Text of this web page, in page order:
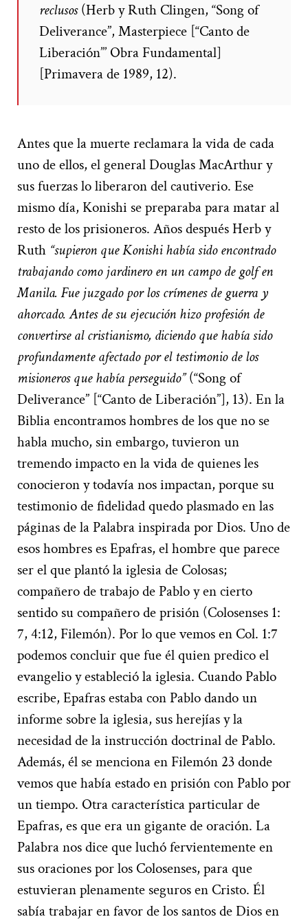
reclusos(Herb y Ruth Clingen, “Song of
Deliverance”, Masterpiece [“Canto de
Liberación”’ Obra Fundamental]
[Primavera de 1989, 12).
Antes que la muerte reclamara la vida de cada
uno de ellos, el general Douglas MacArthur y
sus fuerzas lo liberaron del cautiverio. Ese
mismo día, Konishi se preparaba para matar al
resto de los prisioneros. Años después Herb y
Ruth “supieron que Konishi había sido encontrado
trabajando como jardinero en un campo de golf en
Manila. Fue juzgado por los crímenes de guerra y
ahorcado. Antes de su ejecución hizo profesión de
convertirse al cristianismo, diciendo que había sido
profundamente afectado por el testimonio de los
misioneros que había perseguido”(“Song of
Deliverance” [“Canto de Liberación”], 13). En la
Biblia encontramos hombres de los que no se
habla mucho, sin embargo, tuvieron un
tremendo impacto en la vida de quienes les
conocieron y todavía nos impactan, porque su
testimonio de fidelidad quedo plasmado en las
páginas de la Palabra inspirada por Dios. Uno de
esos hombres es Epafras, el hombre que parece
ser el que plantó la iglesia de Colosas;
compañero de trabajo de Pablo y en cierto
sentido su compañero de prisión (Colosenses 1:
7, 4:12, Filemón). Por lo que vemos en Col. 1:7
podemos concluir que fue él quien predico el
evangelio y estableció la iglesia. Cuando Pablo
escribe, Epafras estaba con Pablo dando un
informe sobre la iglesia, sus herejías y la
necesidad de la instrucción doctrinal de Pablo.
Además, él se menciona en Filemón 23 donde
vemos que había estado en prisión con Pablo por
un tiempo. Otra característica particular de
Epafras, es que era un gigante de oración. La
Palabra nos dice que luchó fervientemente en
sus oraciones por los Colosenses, para que
estuvieran plenamente seguros en Cristo. Él
sabía trabajar en favor de los santos de Dios en